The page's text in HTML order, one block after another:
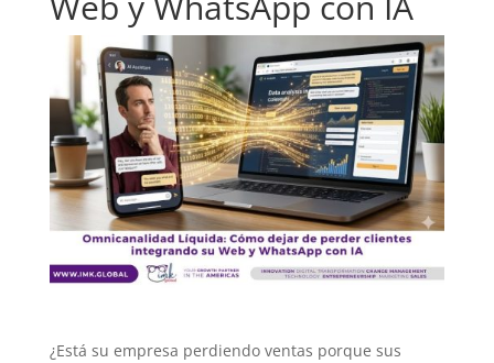
¿Está su empresa perdiendo ventas porque sus